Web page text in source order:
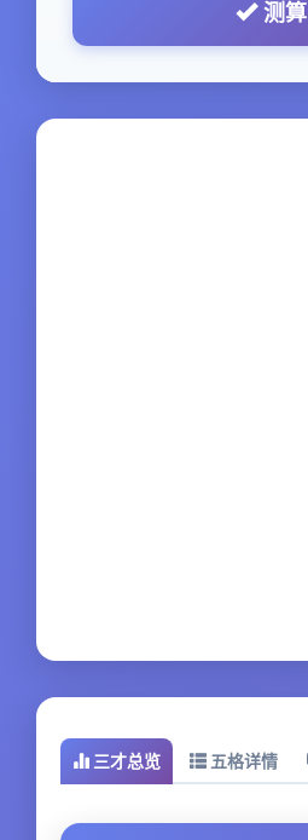
测算
三才总览 五格详情